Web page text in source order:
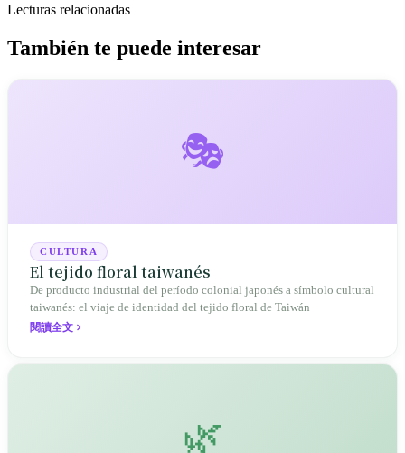
Lecturas relacionadas
También te puede interesar
🎭
CULTURA
El tejido floral taiwanés
De producto industrial del período colonial japonés a símbolo cultural
taiwanés: el viaje de identidad del tejido floral de Taiwán
閱讀全文
🌿